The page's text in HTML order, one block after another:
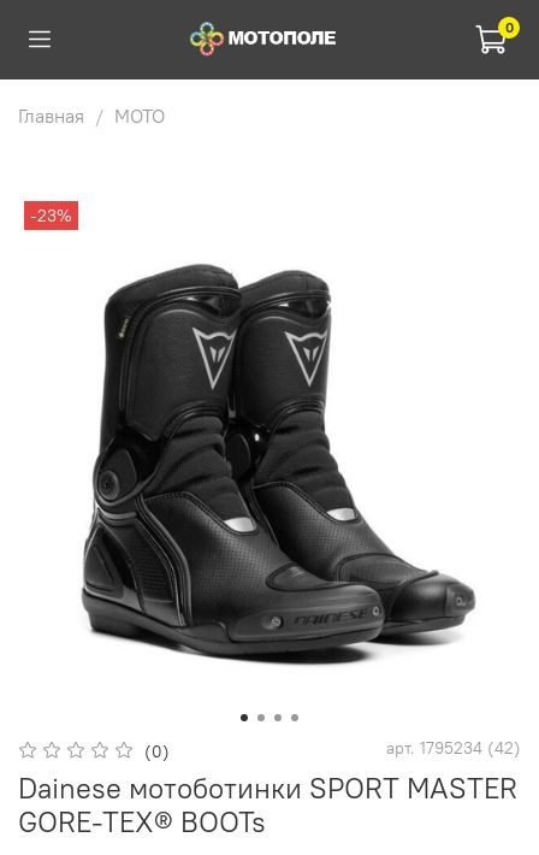
0
Главная МОТО
-23%
(0) арт. 1795234 (42)
Dainese мотоботинки SPORT MASTER
GORE-TEX® BOOTs